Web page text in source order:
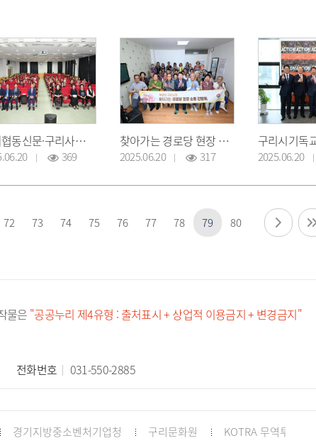
교회협동신문·구리사랑나눔푸드뱅크, ‘제3회 대한민국 전몰군경미망인 초청 위로회’ 개최
369
찾아가는 경로당 현장 소통 간담회(주공6단지 경로당)
2025.06.20 317 2025.06.20
72 73 74 75 76 77 78 79 80
물은 "공공누리 제4유형 : 출처표시 + 상업적 이용금지 + 변경금지"
전화번호 031-550-2885
경기지방중소벤처기업청 구리문화원 KOTRA 무역투자24